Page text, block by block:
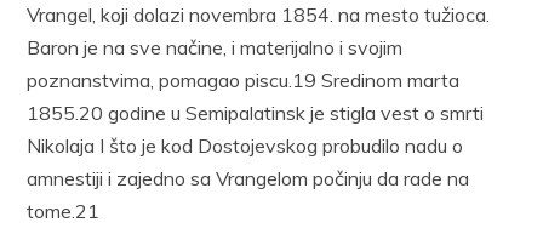
Vrangel, koji dolazi novembra 1854. na mesto tužioca.
Baron je na sve načine, i materijalno i svojim
poznanstvima, pomagao piscu.19 Sredinom marta
1855.20 godine u Semipalatinsk je stigla vest o smrti
Nikolaja I što je kod Dostojevskog probudilo nadu o
amnestiji i zajedno sa Vrangelom počinju da rade na
tome.21